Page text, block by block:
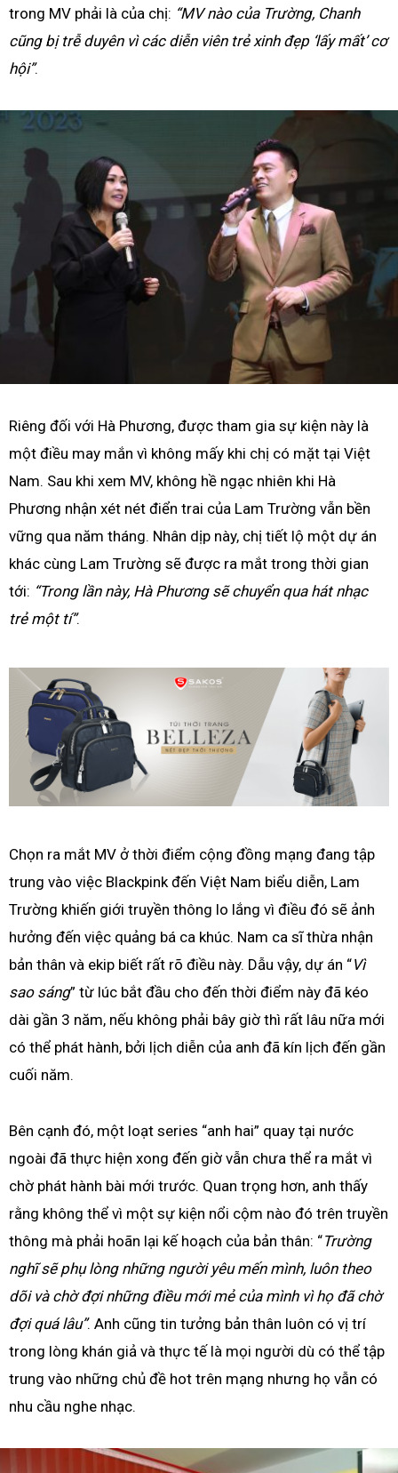
trong MV phải là của chị: “MV nào của Trường, Chanh
cũng bị trễ duyên vì các diễn viên trẻ xinh đẹp ‘lấy mất’ cơ
hội”.
Riêng đối với Hà Phương, được tham gia sự kiện này là
một điều may mắn vì không mấy khi chị có mặt tại Việt
Nam. Sau khi xem MV, không hề ngạc nhiên khi Hà
Phương nhận xét nét điển trai của Lam Trường vẫn bền
vững qua năm tháng. Nhân dịp này, chị tiết lộ một dự án
khác cùng Lam Trường sẽ được ra mắt trong thời gian
tới: “Trong lần này, Hà Phương sẽ chuyển qua hát nhạc
trẻ một tí”.
Chọn ra mắt MV ở thời điểm cộng đồng mạng đang tập
trung vào việc Blackpink đến Việt Nam biểu diễn, Lam
Trường khiến giới truyền thông lo lắng vì điều đó sẽ ảnh
hưởng đến việc quảng bá ca khúc. Nam ca sĩ thừa nhận
bản thân và ekip biết rất rõ điều này. Dẫu vậy, dự án “Vì
sao sáng” từ lúc bắt đầu cho đến thời điểm này đã kéo
dài gần 3 năm, nếu không phải bây giờ thì rất lâu nữa mới
có thể phát hành, bởi lịch diễn của anh đã kín lịch đến gần
cuối năm.
Bên cạnh đó, một loạt series “anh hai” quay tại nước
ngoài đã thực hiện xong đến giờ vẫn chưa thể ra mắt vì
chờ phát hành bài mới trước. Quan trọng hơn, anh thấy
rằng không thể vì một sự kiện nổi cộm nào đó trên truyền
thông mà phải hoãn lại kế hoạch của bản thân: “Trường
nghĩ sẽ phụ lòng những người yêu mến mình, luôn theo
dõi và chờ đợi những điều mới mẻ của mình vì họ đã chờ
đợi quá lâu”. Anh cũng tin tưởng bản thân luôn có vị trí
trong lòng khán giả và thực tế là mọi người dù có thể tập
trung vào những chủ đề hot trên mạng nhưng họ vẫn có
nhu cầu nghe nhạc.